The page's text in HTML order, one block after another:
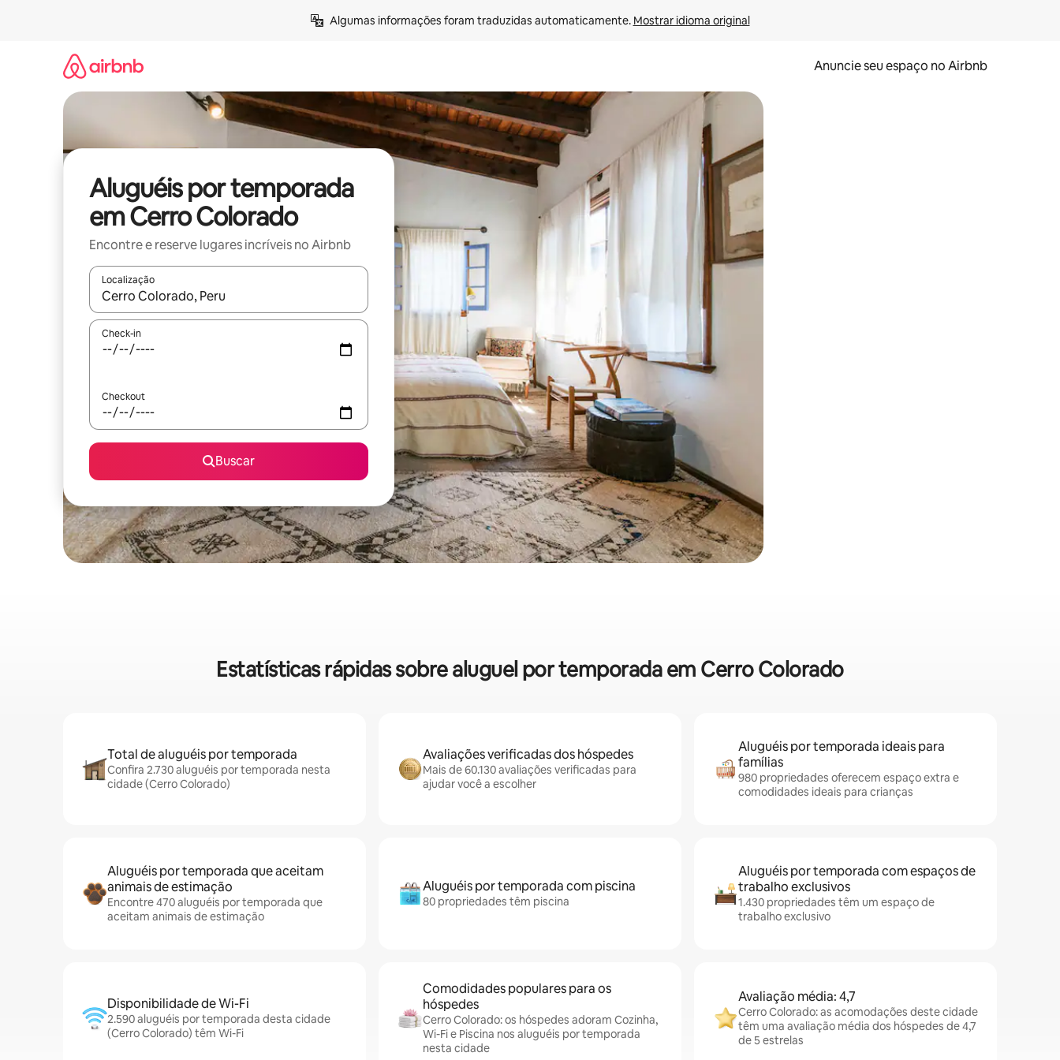
Algumas informações foram traduzidas automaticamente. Mostrar idioma original
Anuncie seu espaço no Airbnb
Aluguéis por temporada
em Cerro Colorado
Encontre e reserve lugares incríveis no Airbnb
Localização
Quando os resultados estiverem disponíveis, explore-os usando as seta para cima e para baixo do teclado ou tocando e deslizando o dedo na tela.
Check-in
Checkout
Buscar
Estatísticas rápidas sobre aluguel por temporada em Cerro Colorado
Total de aluguéis por temporada
Confira 2.730 aluguéis por temporada nesta
cidade (Cerro Colorado)
Avaliações verificadas dos hóspedes
Mais de 60.130 avaliações verificadas para
ajudar você a escolher
Aluguéis por temporada ideais para
famílias
980 propriedades oferecem espaço extra e
comodidades ideais para crianças
Aluguéis por temporada que aceitam
animais de estimação
Encontre 470 aluguéis por temporada que
aceitam animais de estimação
Aluguéis por temporada com piscina
80 propriedades têm piscina
Aluguéis por temporada com espaços de
trabalho exclusivos
1.430 propriedades têm um espaço de
trabalho exclusivo
Disponibilidade de Wi-Fi
2.590 aluguéis por temporada desta cidade
(Cerro Colorado) têm Wi-Fi
Comodidades populares para os
hóspedes
Cerro Colorado: os hóspedes adoram Cozinha,
Wi-Fi e Piscina nos aluguéis por temporada
nesta cidade
Avaliação média: 4,7
Cerro Colorado: as acomodações deste cidade
têm uma avaliação média dos hóspedes de 4,7
de 5 estrelas